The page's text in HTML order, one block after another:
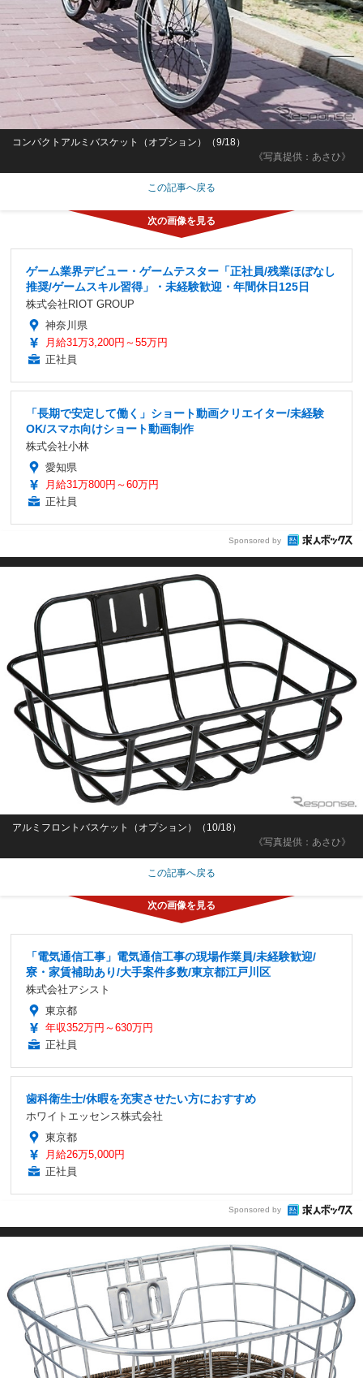
《写真提供：あさひ》
コンパクトアルミバスケット（オプション）（9/18）
この記事へ戻る
ゲーム業界デビュー・ゲームテスター「正社員/残業ほぼなし
推奨/ゲームスキル習得」・未経験歓迎・年間休日125日
株式会社RIOT GROUP
神奈川県
月給31万3,200円～55万円
正社員
「長期で安定して働く」ショート動画クリエイター/未経験
OK/スマホ向けショート動画制作
株式会社小林
愛知県
月給31万800円～60万円
正社員
Sponsored by
《写真提供：あさひ》
アルミフロントバスケット（オプション）（10/18）
この記事へ戻る
「電気通信工事」電気通信工事の現場作業員/未経験歓迎/
寮・家賃補助あり/大手案件多数/東京都江戸川区
株式会社アシスト
東京都
年収352万円～630万円
正社員
歯科衛生士/休暇を充実させたい方におすすめ
ホワイトエッセンス株式会社
東京都
月給26万5,000円
正社員
Sponsored by